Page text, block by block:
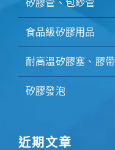
矽膠管、包紗管
食品級矽膠用品
耐高溫矽膠塞、膠帶
矽膠發泡
近期文章